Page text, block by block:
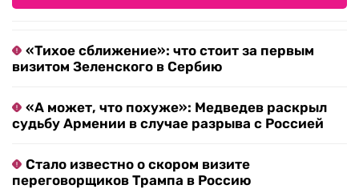
«Тихое сближение»: что стоит за первым
визитом Зеленского в Сербию
«А может, что похуже»: Медведев раскрыл
судьбу Армении в случае разрыва с Россией
Стало известно о скором визите
переговорщиков Трампа в Россию